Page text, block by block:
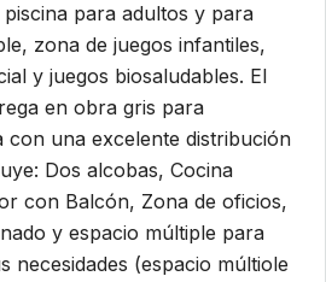
para adultos y para
zona de juegos infantiles,
y juegos biosaludables. El
en obra gris para
con una excelente distribución
Dos alcobas, Cocina
con Balcón, Zona de oficios,
y espacio múltiple para
necesidades (espacio múltiole